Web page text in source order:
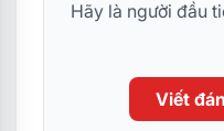
Hãy là người đầu
Viết